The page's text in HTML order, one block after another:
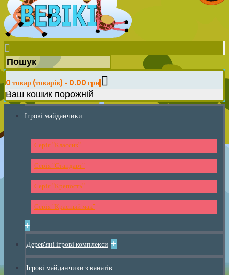
0 товар (товарів) - 0.00 грн
Ваш кошик порожній
Ігрові майданчики
Серія "Классик"
Серія "Стандарт"
Серія "Крепость"
Серія "Красный мак"
+
Дерев'яні ігрові комплекси +
Ігрові майданчики з канатів